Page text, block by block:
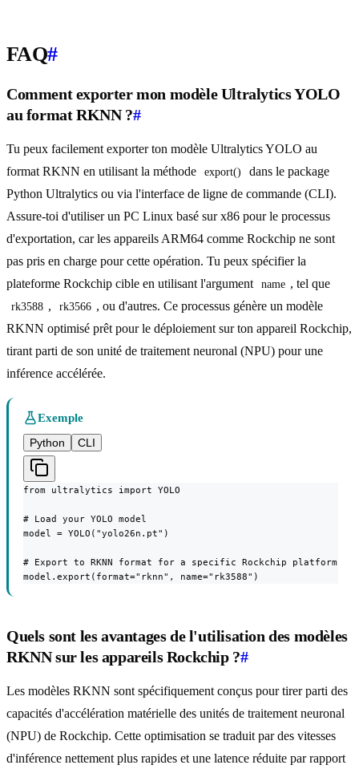
FAQ#
Comment exporter mon modèle Ultralytics YOLO
au format RKNN ?#
Tu peux facilement exporter ton modèle Ultralytics YOLO au
format RKNN en utilisant la méthode
export()
dans le package
Python Ultralytics ou via l'interface de ligne de commande (CLI).
Assure-toi d'utiliser un PC Linux basé sur x86 pour le processus
d'exportation, car les appareils ARM64 comme Rockchip ne sont
pas pris en charge pour cette opération. Tu peux spécifier la
plateforme Rockchip cible en utilisant l'argument
name , tel que
rk3588 , rk3566 , ou d'autres. Ce processus génère un modèle
RKNN optimisé prêt pour le déploiement sur ton appareil Rockchip,
tirant parti de son unité de traitement neuronal (NPU) pour une
inférence accélérée.
Exemple
Python
CLI
from ultralytics import YOLO
# Load your YOLO model
model = YOLO("yolo26n.pt")
# Export to RKNN format for a specific Rockchip platform
model.export(format="rknn", name="rk3588")
Quels sont les avantages de l'utilisation des modèles
RKNN sur les appareils Rockchip ?#
Les modèles RKNN sont spécifiquement conçus pour tirer parti des
capacités d'accélération matérielle des unités de traitement neuronal
(NPU) de Rockchip. Cette optimisation se traduit par des vitesses
d'inférence nettement plus rapides et une latence réduite par rapport